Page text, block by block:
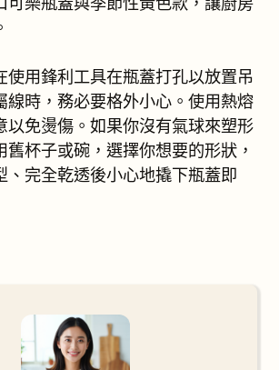
使用鋒利工具在瓶蓋打孔以放置吊
線時，務必要格外小心。使用熱熔
以免燙傷。如果你沒有氣球來塑形
舊杯子或碗，選擇你想要的形狀，
、完全乾透後小心地撬下瓶蓋即